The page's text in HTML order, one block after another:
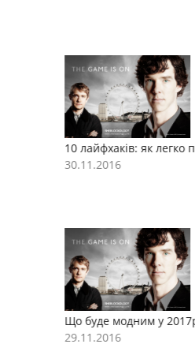
10 лайфхаків: як легко
30.11.2016
Що буде модним у 2017році
29.11.2016